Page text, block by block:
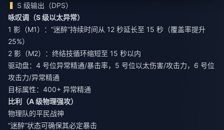
S 级输出（DPS）
咏叹调（S 级以太异常）
1 影（M1）：“迷醉”持续时间从 12 秒延长至 15 秒（覆盖率提升
25%）
2 影（M2）：终结技循环缩短至 15 秒以内
驱动盘：4 号位异常精通/暴击率，5 号位以太伤害/攻击力，6 号位
攻击力/异常精通
目标属性：400+ 异常精通
比利（A 级物理强攻）
物理队的平民战神
“迷醉”状态可确保其必定暴击